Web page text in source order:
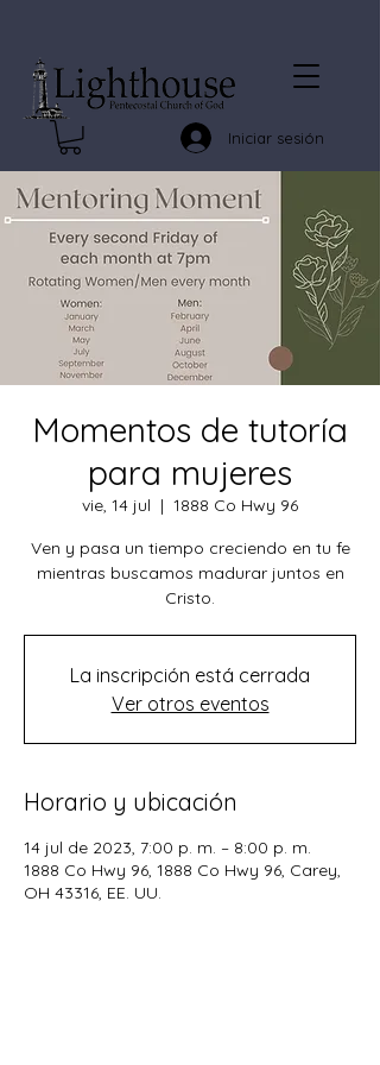
Iniciar sesión
Momentos de tutoría
para mujeres
vie, 14 jul
  |
1888 Co Hwy 96
Ven y pasa un tiempo creciendo en tu fe
mientras buscamos madurar juntos en
Cristo.
La inscripción está cerrada
Ver otros eventos
Horario y ubicación
14 jul de 2023, 7:00 p. m. – 8:00 p. m.
1888 Co Hwy 96, 1888 Co Hwy 96, Carey,
OH 43316, EE. UU.